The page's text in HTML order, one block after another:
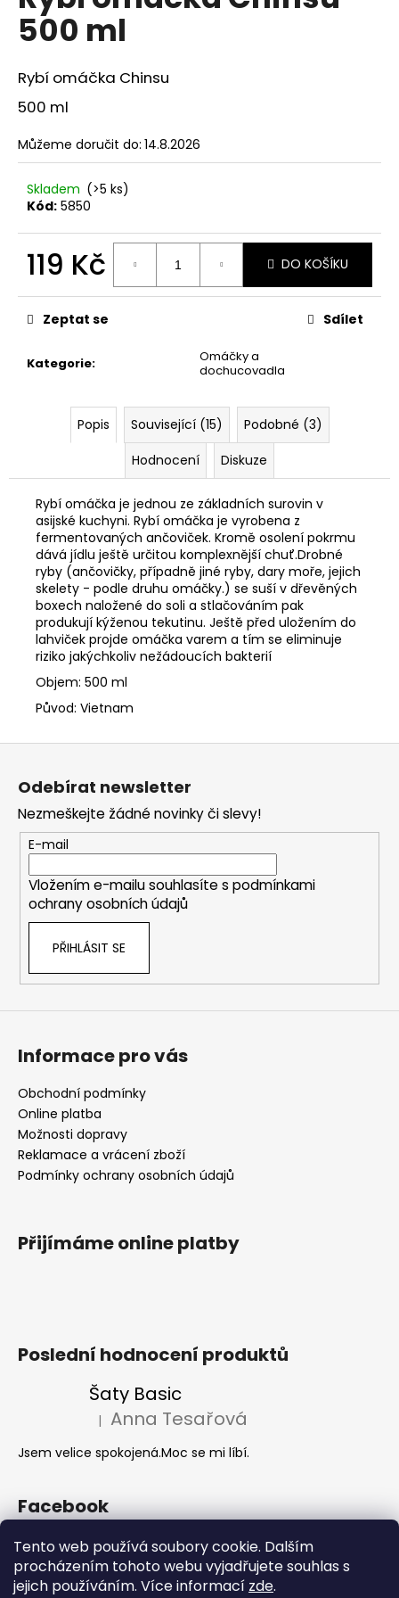
Tento web používá soubory cookie. Dalším
procházením tohoto webu vyjadřujete souhlas s
jejich používáním. Více informací zde.
0,0
z
hvězdiček.
500 ml
Rybí omáčka Chinsu
500 ml
Můžeme doručit do: 14.8.2026
Skladem (>5 ks)
Kód: 5850
119 Kč
cena:
DO KOŠÍKU
Kategorie:
Omáčky a
dochucovadla
Zeptat se Sdílet
Popis Související (15)
Podobné (3)
Hodnocení
Diskuze
Rybí omáčka je jednou ze základních surovin v
asijské kuchyni. Rybí omáčka je vyrobena z
fermentovaných ančoviček. Kromě osolení pokrmu
dává jídlu ještě určitou komplexnější chuť.Drobné
ryby (ančovičky, případně jiné ryby, dary moře, jejich
skelety - podle druhu omáčky.) se suší v dřevěných
boxech naložené do soli a stlačováním pak
produkují kýženou tekutinu. Ještě před uložením do
lahviček projde omáčka varem a tím se eliminuje
riziko jakýchkoliv nežádoucích bakterií
Objem: 500 ml
Původ: Vietnam
a
j
í
t
?
o
p
m
TEPLEJŠÍ
ŠATY
CLASSIC
380
Kč
Původně:
599
Z
Odebírat newsletter
Nezmeškejte žádné novinky či slevy!
E-mail
Vložením e-mailu souhlasíte s podmínkami
ochrany osobních údajů
PŘIHLÁSIT SE
Informace pro vás
Obchodní podmínky
Online platba
Možnosti dopravy
Reklamace a vrácení zboží
Podmínky ochrany osobních údajů
Přijímáme online platby
Poslední hodnocení produktů
Šaty Basic
Hodnocení produktu je 5 z 5 hvězdiček.
| Anna Tesařová
Jsem velice spokojená.Moc se mi líbí.
Facebook
Akce 2+1